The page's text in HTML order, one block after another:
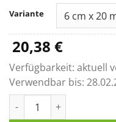
Variante
20,38 €
Verfügbarkeit: aktuell
Verwendbar bis: